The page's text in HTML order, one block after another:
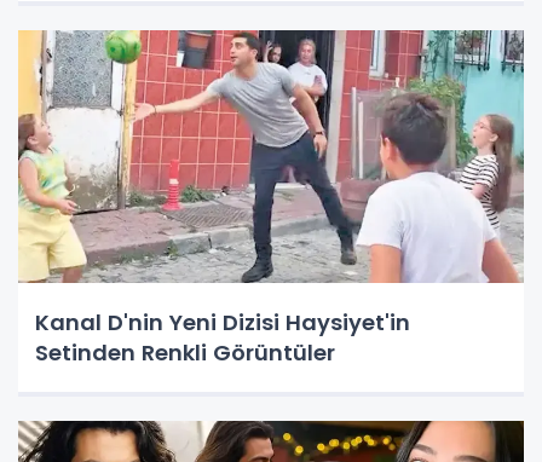
Kanal D'nin Yeni Dizisi Haysiyet'in
Setinden Renkli Görüntüler